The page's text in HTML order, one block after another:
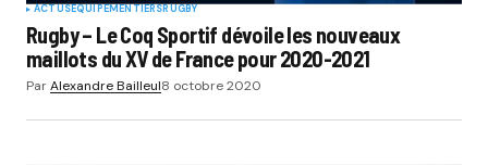
ACTUSEQUIPEMENTIERSRUGBY
Rugby – Le Coq Sportif dévoile les nouveaux
maillots du XV de France pour 2020-2021
ParAlexandre Bailleul8 octobre 2020